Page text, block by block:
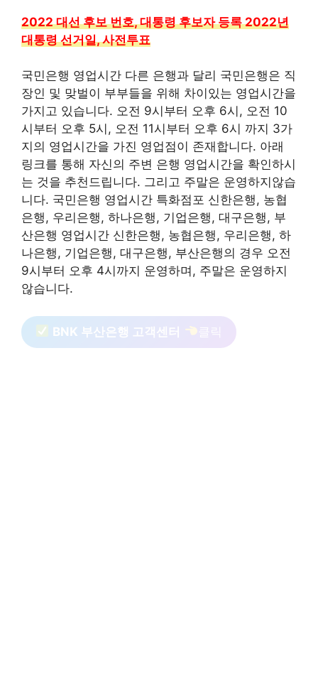
2022 대선 후보 번호, 대통령 후보자 등록 2022년
대통령 선거일, 사전투표
국민은행 영업시간 다른 은행과 달리 국민은행은 직
장인 및 맞벌이 부부들을 위해 차이있는 영업시간을
가지고 있습니다. 오전 9시부터 오후 6시, 오전 10
시부터 오후 5시, 오전 11시부터 오후 6시 까지 3가
지의 영업시간을 가진 영업점이 존재합니다. 아래
링크를 통해 자신의 주변 은행 영업시간을 확인하시
는 것을 추천드립니다. 그리고 주말은 운영하지않습
니다. 국민은행 영업시간 특화점포 신한은행, 농협
은행, 우리은행, 하나은행, 기업은행, 대구은행, 부
산은행 영업시간 신한은행, 농협은행, 우리은행, 하
나은행, 기업은행, 대구은행, 부산은행의 경우 오전
9시부터 오후 4시까지 운영하며, 주말은 운영하지
않습니다.
BNK 부산은행 고객센터 클릭